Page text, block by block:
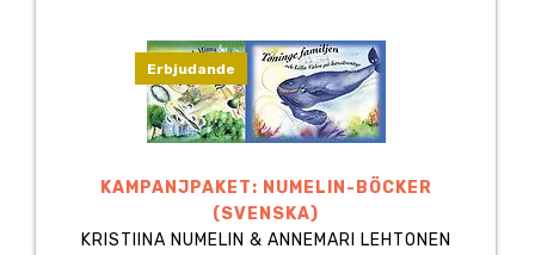
Erbjudande
KAMPANJPAKET: NUMELIN-BÖCKER
(SVENSKA)
KRISTIINA NUMELIN & ANNEMARI LEHTONEN